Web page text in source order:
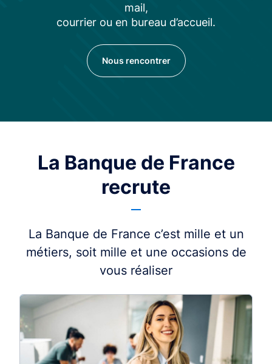
mail,
courrier ou en bureau d’accueil.
Nous rencontrer
La Banque de France
recrute
La Banque de France c’est mille et un
métiers, soit mille et une occasions de
vous réaliser